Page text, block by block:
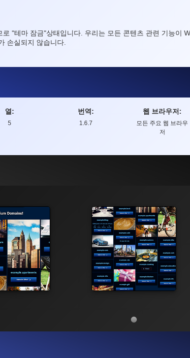
"테마 잠금"상태입니다. 우리는 모든 콘텐츠 관련 기능이
손실되지 않습니다.
열:
5
번역:
1.6.7
웹 브라우저:
모든 주요 웹 브라우
저